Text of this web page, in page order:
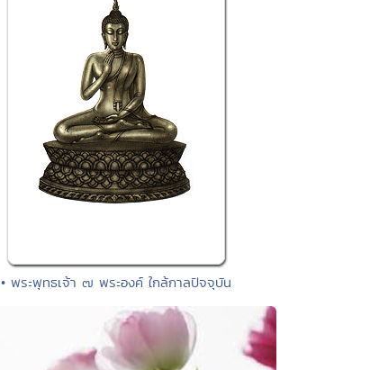
• พระพุทธเจ้า ๗ พระองค์ ใกล้กาลปัจจุบัน